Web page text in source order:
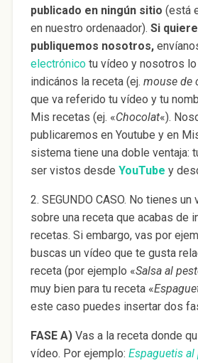
publicado en ningún sitio (está
en nuestro ordenaador). Si
publiquemos nosotros,
electrónicotu vídeo y nosotros lo
indicános la receta (ej. mouse de
que va referido tu vídeo y tu
Mis recetas (ej. «Chocolat«).
publicaremos en Youtube y en
sistema tiene una doble ventaja:
ser vistos desde YouTube y
2. SEGUNDO CASO. No tienes un
sobre una receta que acabas de
recetas. Si embargo, vas por
buscas un vídeo que te gusta
receta (por ejemplo «Salsa al
muy bien para tu receta «
este caso puedes insertar dos
FASE A) Vas a la receta donde
vídeo. Por ejemplo: Espaguetis al